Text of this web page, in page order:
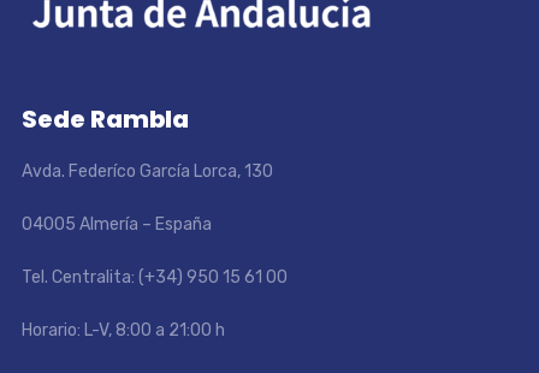
Sede Rambla
Avda. Federíco García Lorca, 130
04005 Almería – España
Tel. Centralita: (+34) 950 15 61 00
Horario: L-V, 8:00 a 21:00 h